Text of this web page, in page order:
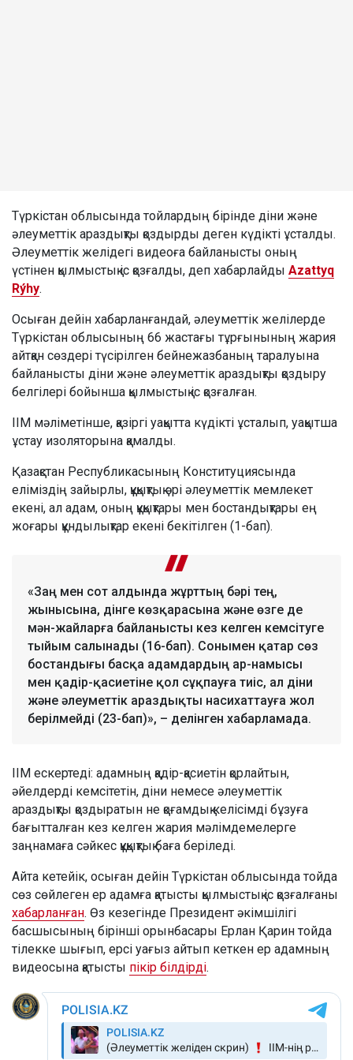
Түркістан облысында тойлардың бірінде діни және
әлеуметтік араздықты қоздырды деген күдікті ұсталды.
Әлеуметтік желідегі видеоға байланысты оның
үстінен қылмыстық іс қозғалды, деп хабарлайды Azattyq
Rýhy.
Осыған дейін хабарланғандай, әлеуметтік желілерде
Түркістан облысының 66 жастағы тұрғынының жария
айтқан сөздері түсірілген бейнежазбаның таралуына
байланысты діни және әлеуметтік араздықты қоздыру
белгілері бойынша қылмыстық іс қозғалған.
ІІМ мәліметінше, қазіргі уақытта күдікті ұсталып, уақытша
ұстау изоляторына қамалды.
Қазақстан Республикасының Конституциясында
еліміздің зайырлы, құқықтық әрі әлеуметтік мемлекет
екені, ал адам, оның құқықтары мен бостандықтары ең
жоғары құндылықтар екені бекітілген (1-бап).
«Заң мен сот алдында жұрттың бәрі тең,
жынысына, дінге көзқарасына және өзге де
мән-жайларға байланысты кез келген кемсітуге
тыйым салынады (16-бап). Сонымен қатар сөз
бостандығы басқа адамдардың ар-намысы
мен қадір-қасиетіне қол сұқпауға тиіс, ал діни
және әлеуметтік араздықты насихаттауға жол
берілмейді (23-бап)», – делінген хабарламада.
ІІМ ескертеді: адамның қадір-қасиетін қорлайтын,
әйелдерді кемсітетін, діни немесе әлеуметтік
араздықты қоздыратын не қоғамдық келісімді бұзуға
бағытталған кез келген жария мәлімдемелерге
заңнамаға сәйкес құқықтық баға беріледі.
Айта кетейік, осыған дейін Түркістан облысында тойда
сөз сөйлеген ер адамға қатысты қылмыстық іс қозғалғаны
хабарланған. Өз кезегінде Президент әкімшілігі
басшысының бірінші орынбасары Ерлан Қарин тойда
тілекке шығып, ерсі уағыз айтып кеткен ер адамның
видеосына қатысты пікір білдірді.